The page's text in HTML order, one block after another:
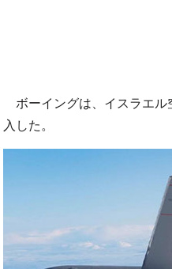
ボーイングは、イスラエル
入した。